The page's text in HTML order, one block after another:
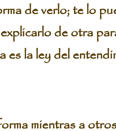
de verlo; te lo
de otra
la ley del
mientras a